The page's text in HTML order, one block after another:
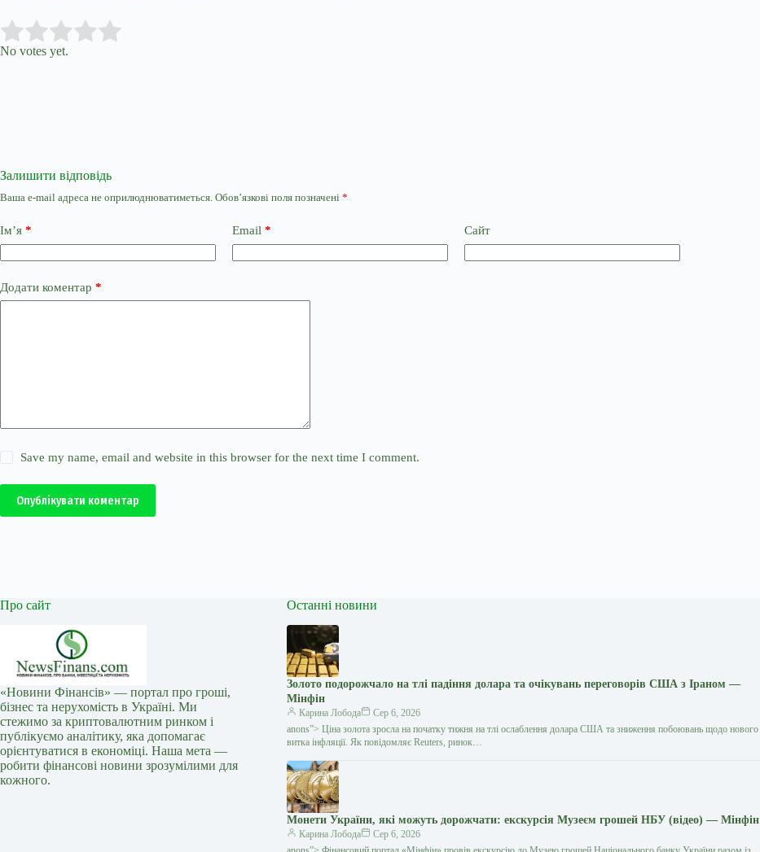
Rate this item:
No votes yet.
Залишити відповідь
Ваша e-mail адреса не оприлюднюватиметься. Обов’язкові поля позначені *
Ім’я * Email * Сайт
Додати коментар *
Save my name, email and website in this browser for the next time I comment.
Опублікувати коментар
Про сайт
«Новини Фінансів» — портал про гроші,
бізнес та нерухомість в Україні. Ми
стежимо за криптовалютним ринком і
публікуємо аналітику, яка допомагає
орієнтуватися в економіці. Наша мета —
робити фінансові новини зрозумілими для
кожного.
Останні новини
Золото подорожчало на тлі падіння долара та очікувань переговорів США з Іраном —
Мінфін
Карина Лобода
Сер 6, 2026
anons”> Ціна золота зросла на початку тижня на тлі ослаблення долара США та зниження побоювань щодо нового
витка інфляції. Як повідомляє Reuters, ринок…
Монети України, які можуть дорожчати: екскурсія Музеєм грошей НБУ (відео) — Мінфін
Карина Лобода
Сер 6, 2026